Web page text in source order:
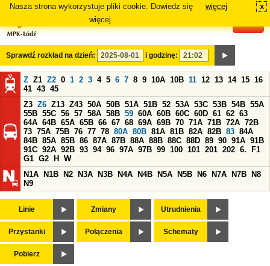
Nasza strona wykorzystuje pliki cookie. Dowiedz się
więcej.
więcej x
Sprawdź rozkład na dzień: i godzinę:
Z Z1 Z2 0 1 2 3 4 5 6 7 8 9 10A 10B 11 12 13 14 15 16
41 43 45
Z3 Z6 Z13 Z43 50A 50B 51A 51B 52 53A 53C 53B 54B 55A
55B 55C 56 57 58A 58B 59 60A 60B 60C 60D 61 62 63
64A 64B 65A 65B 66 67 68 69A 69B 70 71A 71B 72A 72B
73 75A 75B 76 77 78 80A 80B 81A 81B 82A 82B 83 84A
84B 85A 85B 86 87A 87B 88A 88B 88C 88D 89 90 91A 91B
91C 92A 92B 93 94 96 97A 97B 99 100 101 201 202 6.
F1
G1 G2 H
W
N1A
N1B N2 N3A N3B N4A N4B N5A N5B N6 N7A N7B
N8
N9
Linie Zmiany Utrudnienia
Przystanki Połączenia Schematy
Pobierz